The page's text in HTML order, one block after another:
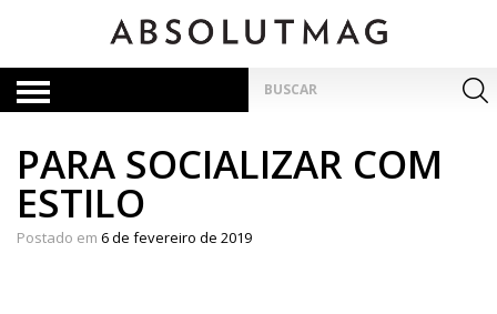
por:
PARA SOCIALIZAR COM
ESTILO
Postado em 6 de fevereiro de 2019